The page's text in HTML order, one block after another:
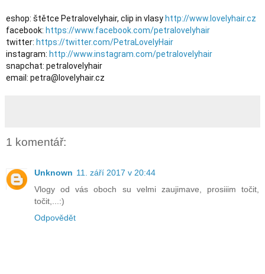
eshop: štětce Petralovelyhair, clip in vlasy http://www.lovelyhair.cz
facebook: https://www.facebook.com/petralovelyhair
twitter: https://twitter.com/PetraLovelyHair
instagram: http://www.instagram.com/petralovelyhair
snapchat: petralovelyhair
email: petra@lovelyhair.cz
1 komentář:
Unknown 11. září 2017 v 20:44
Vlogy od vás oboch su velmi zaujimave, prosiiim točit,
točit,...:)
Odpovědět